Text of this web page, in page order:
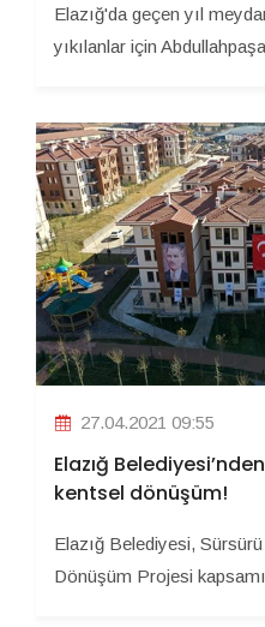
Elazığ'da geçen yıl
yıkılanlar için
27.04.2021 09:55
Elazığ
kentsel dönüşüm!
Elazığ Belediyesi,
Dönüşüm Projesi